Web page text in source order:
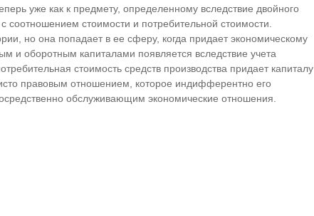
уже как к предмету, определенному вследствие двойного
стоимости и потребительной стоимости.
но она попадает в ее сферу, когда придает экономическому
оборотным капиталами появляется вследствие учета
стоимость средств производства придает капиталу
правовым отношением, которое индифферентно его
обслуживающим экономические отношения.